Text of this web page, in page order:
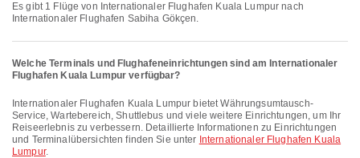
Es gibt 1 Flüge von Internationaler Flughafen Kuala Lumpur nach
Internationaler Flughafen Sabiha Gökçen.
Welche Terminals und Flughafeneinrichtungen sind am Internationaler
Flughafen Kuala Lumpur verfügbar?
Internationaler Flughafen Kuala Lumpur bietet Währungsumtausch-
Service, Wartebereich, Shuttlebus und viele weitere Einrichtungen, um Ihr
Reiseerlebnis zu verbessern. Detaillierte Informationen zu Einrichtungen
und Terminalübersichten finden Sie unter Internationaler Flughafen Kuala
Lumpur.